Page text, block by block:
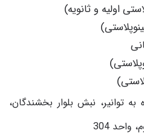
اولیه و ثانویه)
به توانیر، نبش بلوار بخشندگان،
304